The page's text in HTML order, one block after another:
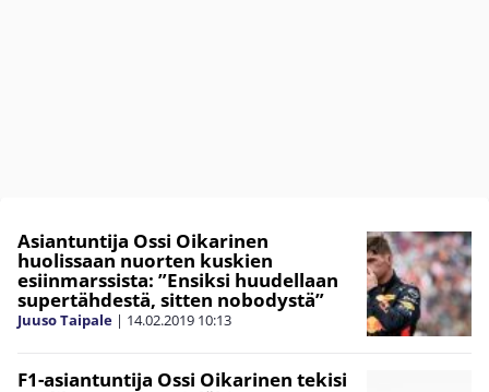
Asiantuntija Ossi Oikarinen
huolissaan nuorten kuskien
esiinmarssista: ”Ensiksi huudellaan
supertähdestä, sitten nobodystä”
Juuso Taipale | 14.02.2019 10:13
F1-asiantuntija Ossi Oikarinen tekisi